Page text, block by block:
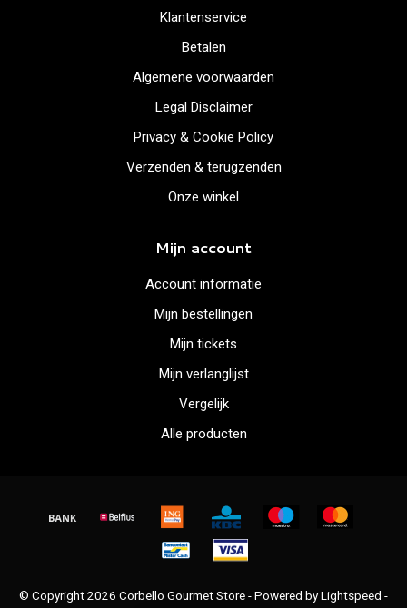
Klantenservice
Betalen
Algemene voorwaarden
Legal Disclaimer
Privacy & Cookie Policy
Verzenden & terugzenden
Onze winkel
Mijn account
Account informatie
Mijn bestellingen
Mijn tickets
Mijn verlanglijst
Vergelijk
Alle producten
© Copyright 2026 Corbello Gourmet Store - Powered byLightspeed -